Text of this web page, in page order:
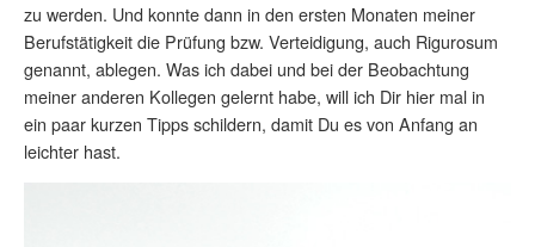
zu werden. Und konnte dann in den ersten Monaten meiner
Berufstätigkeit die Prüfung bzw. Verteidigung, auch Rigurosum
genannt, ablegen. Was ich dabei und bei der Beobachtung
meiner anderen Kollegen gelernt habe, will ich Dir hier mal in
ein paar kurzen Tipps schildern, damit Du es von Anfang an
leichter hast.